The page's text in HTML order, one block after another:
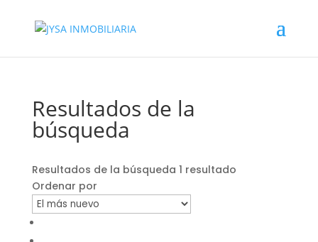
Resultados de la
búsqueda
Resultados de la búsqueda 1 resultado
Ordenar por